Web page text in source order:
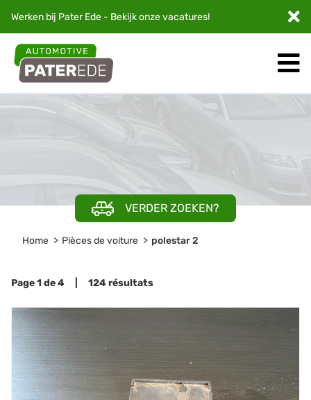
Werken bij Pater Ede - Bekijk onzevacatures!
VERDER ZOEKEN?
Home Pièces de voiture polestar 2
Page 1 de 4 | 124 résultats